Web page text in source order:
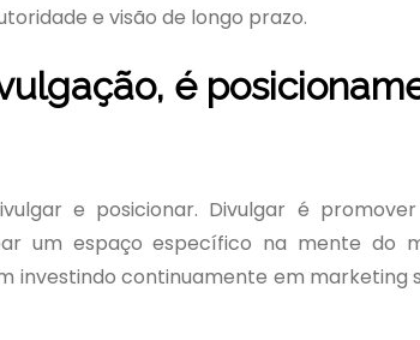
e visão de longo prazo.
é
e posicionar. Divulgar é
um espaço específico na mente do
investindo continuamente em marketing